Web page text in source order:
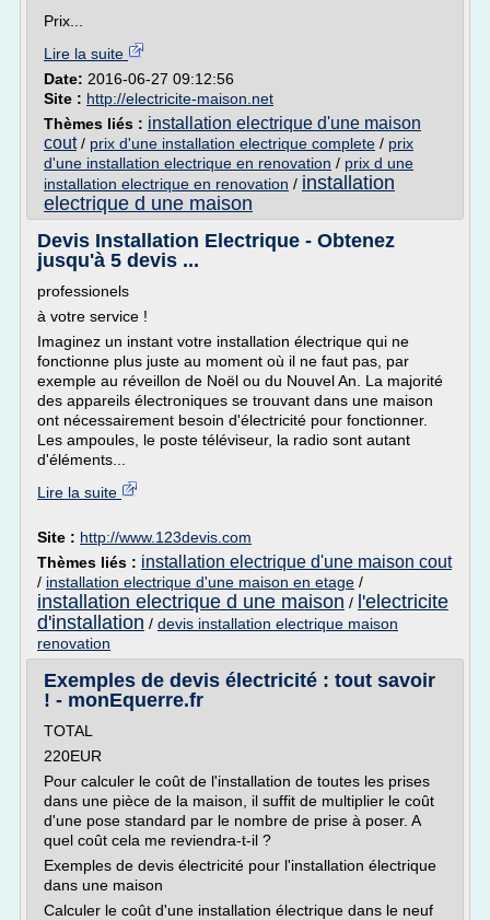
Prix...
Lire la suite
Date: 2016-06-27 09:12:56
Site : http://electricite-maison.net
Thèmes liés : installation electrique d'une maison
cout/ prix d'une installation electrique complete / prix
d'une installation electrique en renovation / prix d une
installation electrique en renovation / installation
electrique d une maison
Devis Installation Electrique - Obtenez
jusqu'à 5 devis ...
professionels
à votre service !
Imaginez un instant votre installation électrique qui ne
fonctionne plus juste au moment où il ne faut pas, par
exemple au réveillon de Noël ou du Nouvel An. La majorité
des appareils électroniques se trouvant dans une maison
ont nécessairement besoin d'électricité pour fonctionner.
Les ampoules, le poste téléviseur, la radio sont autant
d'éléments...
Lire la suite
Site : http://www.123devis.com
Thèmes liés : installation electrique d'une maison cout
/ installation electrique d'une maison en etage /
installation electrique d une maison / l'electricite
d'installation / devis installation electrique maison
renovation
Exemples de devis électricité : tout savoir
! - monEquerre.fr
TOTAL
220EUR
Pour calculer le coût de l'installation de toutes les prises
dans une pièce de la maison, il suffit de multiplier le coût
d'une pose standard par le nombre de prise à poser. A
quel coût cela me reviendra-t-il ?
Exemples de devis électricité pour l'installation électrique
dans une maison
Calculer le coût d'une installation électrique dans le neuf